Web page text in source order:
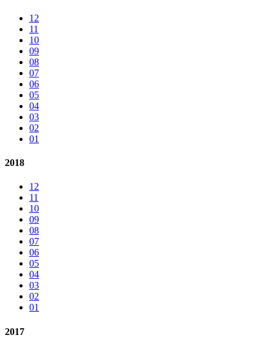
12
11
10
09
08
07
06
05
04
03
02
01
2018
12
11
10
09
08
07
06
05
04
03
02
01
2017